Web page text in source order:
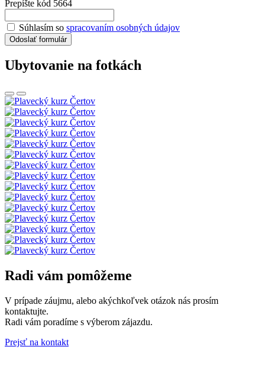
Prepíšte kód 5664
Súhlasím so spracovaním osobných údajov
Odoslať formulár
Ubytovanie na fotkách
Radi vám pomôžeme
V prípade záujmu, alebo akýchkoľvek otázok nás prosím
kontaktujte.
Radi vám poradíme s výberom zájazdu.
Prejsť na kontakt